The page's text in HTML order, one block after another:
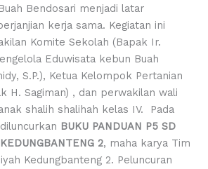
Bendosari menjadi latar
kerja sama. Kegiatan ini
Komite Sekolah (Bapak Ir.
Eduwisata kebun Buah
S.P.), Ketua Kelompok Pertanian
H. Sagiman) , dan perwakilan wali
shalih shalihah kelas IV. Pada
BUKU PANDUAN P5 SD
2, maha karya Tim
Kedungbanteng 2. Peluncuran